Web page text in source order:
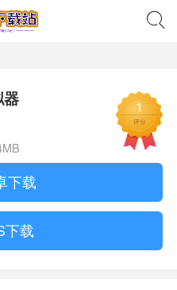
器 1
评分
下载
下载